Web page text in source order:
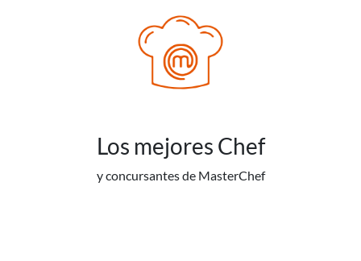
Los mejores Chef
y concursantes de MasterChef